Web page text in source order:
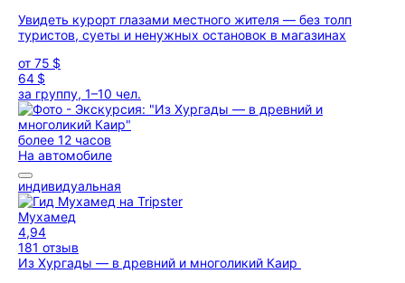
Увидеть курорт глазами местного жителя — без толп
туристов, суеты и ненужных остановок в магазинах
от 75 $
64 $
за группу, 1–10 чел.
более 12 часов
На автомобиле
индивидуальная
Мухамед
4,94
181 отзыв
Из Хургады — в древний и многоликий Каир